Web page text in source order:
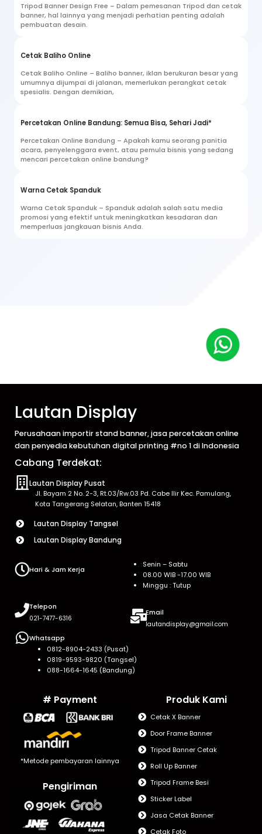
Tripod Banner Design Free – Dalam pemesanan Tripod dan cetak
banner, hal lainnya yang menjadi perhatian penting adalah
pembuatan desain.
Cetak Baliho Online
Cetak Baliho Online – Baliho banner, iklan berukuran besar yang
umumnya dijumpai di jalanan, memerlukan perangkat cetak
spesialis. Dengan demikian,
Percetakan Online Bandung: Semua Bisa, Sehari Jadi*
Percetakan Online Bandung – Apakah kamu seorang panitia
acara, penyelenggara event, atau pemula bisnis yang sedang
mencari percetakan online bandung?
Warna Cetak Spanduk
Warna Cetak Spanduk – Spanduk adalah salah satu media
promosi yang efektif untuk meningkatkan kesadaran dan
memperluas jangkauan bisnis Anda.
Lautan Display
Perusahaan importir stand banner, jasa percetakan online
dan penyedia kebutuhan digital printing #no 1 di Indonesia
Cabang Terdekat:
Lautan Display Pusat
Jl. Bayam 2 No. 2-3, Rt.03/Rw.03 Pd. Cabe Ilir Kec. Pamulang,
Kota Tangerang Selatan, Banten 15418
Lautan Display Tangsel
Lautan Display Bandung
Hari & Jam Kerja
Senin – Sabtu
08.00 WIB -17.00 WIB
Minggu : Tutup
Telepon
021-7477-6316
Email
lautandisplay@gmail.com
Whatsapp
0812-8904-2433 (Pusat)
0819-9593-9820 (Tangsel)
088-1664-1645 (Bandung)
# Payment
*Metode pembayaran lainnya
Pengiriman
Produk Kami
Cetak X Banner
Door Frame Banner
Tripod Banner Cetak
Roll Up Banner
Tripod Frame Besi
Sticker Label
Jasa Cetak Banner
Cetak Foto